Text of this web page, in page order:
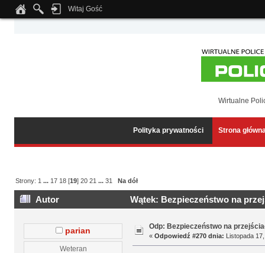
Notice: Undefined index: tapatalk_body_hook in
Witaj Gość
Wirtualne
Polityka prywatności Strona
Strony: 1 ... 17 18 [19]20 21 ...31 Na dół
Autor Wątek: Bezpieczeństwo na
parian
Weteran
Odp: Bezpieczeństwo na
« Odpowiedź #270 dnia: Listopada